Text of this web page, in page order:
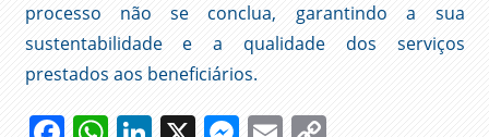
processo não se conclua, garantindo a sua
sustentabilidade e a qualidade dos serviços
prestados aos beneficiários.